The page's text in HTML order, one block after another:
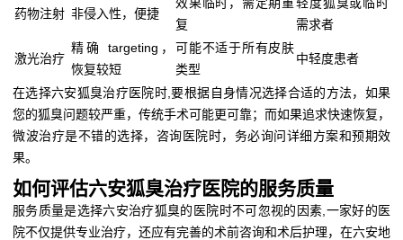
药物注射 非侵入性，便捷
复
需求者
激光治疗
精确 targeting，
恢复较短
可能不适于所有皮肤
类型
中轻度患者
在选择六安狐臭治疗医院时,要根据自身情况选择合适的方法，如果
您的狐臭问题较严重，传统手术可能更可靠；而如果追求快速恢复，
微波治疗是不错的选择，咨询医院时，务必询问详细方案和预期效
果。
如何评估六安狐臭治疗医院的服务质量
服务质量是选择六安治疗狐臭的医院时不可忽视的因素,一家好的医
院不仅提供专业治疗，还应有完善的术前咨询和术后护理，在六安地